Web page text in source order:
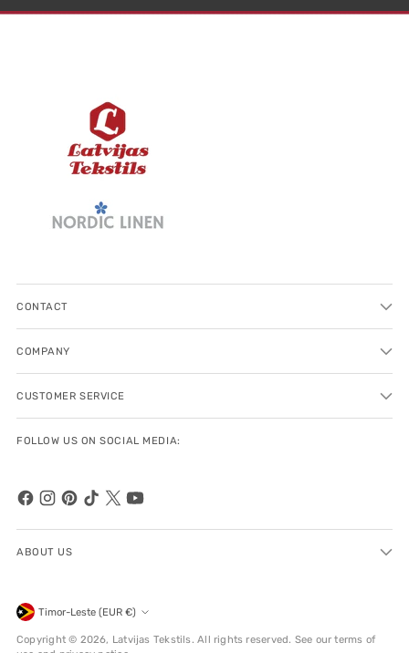
CONTACT
COMPANY
CUSTOMER SERVICE
FOLLOW US ON SOCIAL MEDIA:
ABOUT US
Currency Timor-Leste (EUR €)
Copyright © 2026, Latvijas Tekstils. All rights reserved. See our terms of